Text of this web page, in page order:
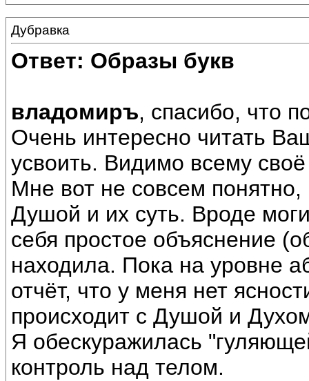
Дубравка
Ответ: Образы букв
владомиръ, спасибо, что
Очень интересно читать
усвоить. Видимо всему
Мне вот не совсем
Душой и их суть. Вроде
себя простое объяснение
находила. Пока на уровне
отчёт, что у меня нет
происходит с Душой и
Я обескуражилась
контроль над телом.